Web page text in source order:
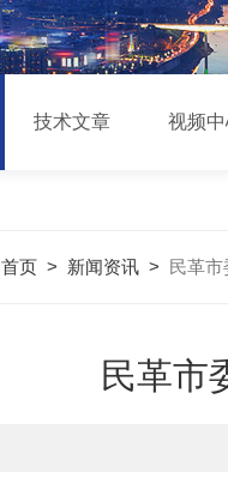
技术文章 视频
首页> 新闻资讯> 民革
民革市